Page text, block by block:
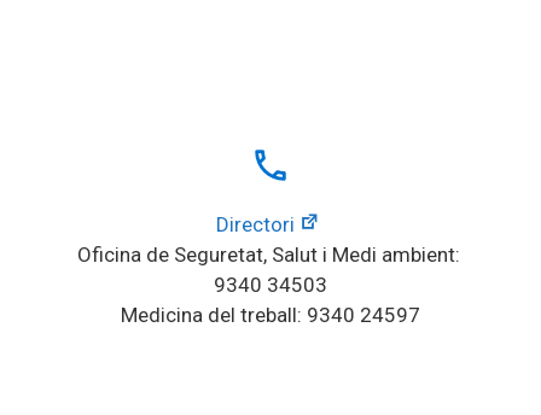
local_phone
Directori
Oficina de Seguretat, Salut i Medi ambient:
9340 34503
Medicina del treball: 9340 24597